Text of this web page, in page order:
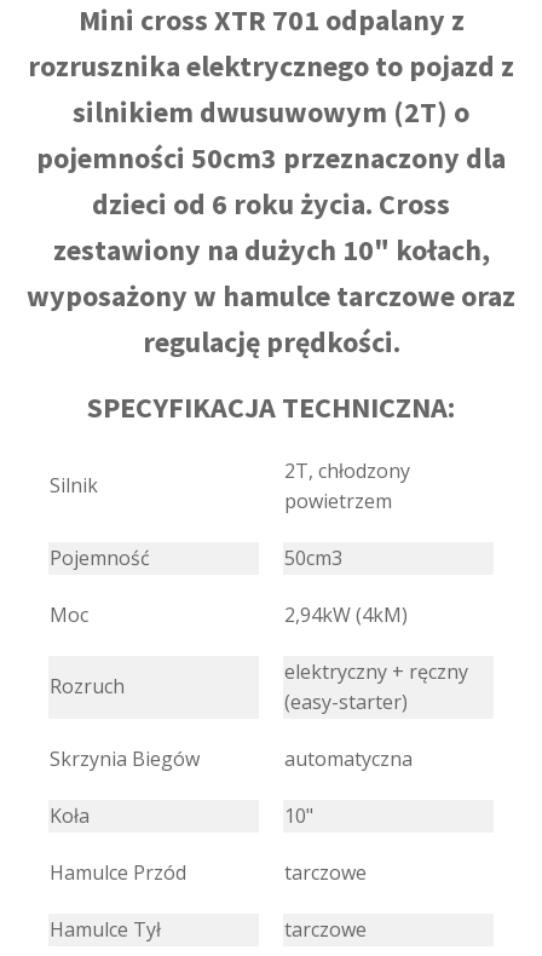
Mini cross XTR 701 odpalany z
rozrusznika elektrycznego to pojazd z
silnikiem dwusuwowym (2T) o
pojemności 50cm3 przeznaczony dla
dzieci od 6 roku życia. Cross
zestawiony na dużych 10" kołach,
wyposażony w hamulce tarczowe oraz
regulację prędkości.
SPECYFIKACJA TECHNICZNA:
Silnik
2T, chłodzony
powietrzem
Pojemność 50cm3
Moc 2,94kW (4kM)
Rozruch
elektryczny + ręczny
(easy-starter)
Skrzynia Biegów automatyczna
Koła 10"
Hamulce Przód tarczowe
Hamulce Tył tarczowe